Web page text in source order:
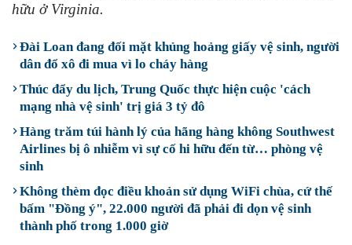
hữu ở Virginia.
Đài Loan đang đối mặt khủng hoảng giấy vệ sinh, người
dân đổ xô đi mua vì lo cháy hàng
Thúc đẩy du lịch, Trung Quốc thực hiện cuộc 'cách
mạng nhà vệ sinh' trị giá 3 tỷ đô
Hàng trăm túi hành lý của hãng hàng không Southwest
Airlines bị ô nhiễm vì sự cố hi hữu đến từ… phòng vệ
sinh
Không thèm đọc điều khoản sử dụng WiFi chùa, cứ thế
bấm "Đồng ý", 22.000 người đã phải đi dọn vệ sinh
thành phố trong 1.000 giờ